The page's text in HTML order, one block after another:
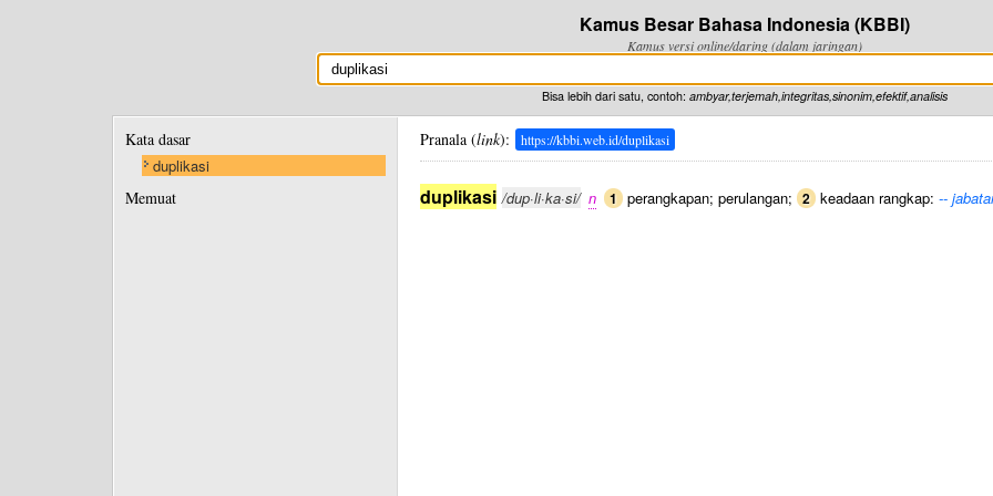
Kamus Besar Bahasa Indonesia (KBBI)
Kamus versi online/daring (dalam jaringan)
Bisa lebih dari satu, contoh: ambyar,terjemah,integritas,sinonim,efektif,analisis
Kata dasar
duplikasi
Memuat
Pranala (link): https://kbbi.web.id/duplikasi
duplikasi /dup·li·ka·si/ n 1 perangkapan; perulangan; 2 keadaan rangkap: --